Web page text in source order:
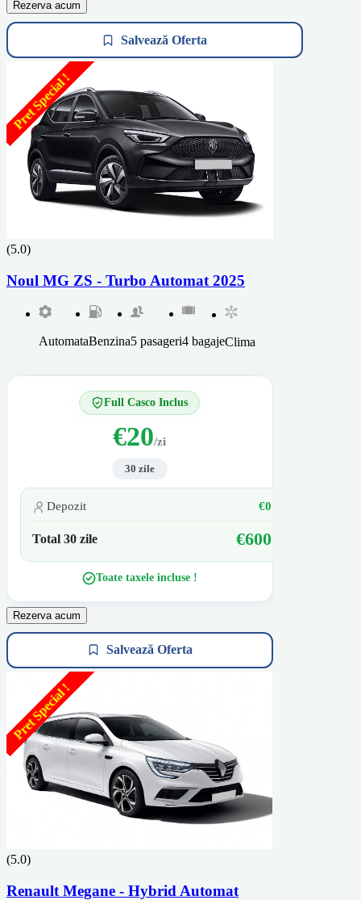
Rezerva acum
Salvează Oferta
Pret Special !
(5.0)
Noul MG ZS - Turbo Automat 2025
AutomataBenzina5 pasageri4 bagajeClima
Full Casco Inclus
€20/zi
30 zile
Depozit €0
Total 30 zile €600
Toate taxele incluse !
Rezerva acum
Salvează Oferta
Pret Special !
(5.0)
Renault Megane - Hybrid Automat